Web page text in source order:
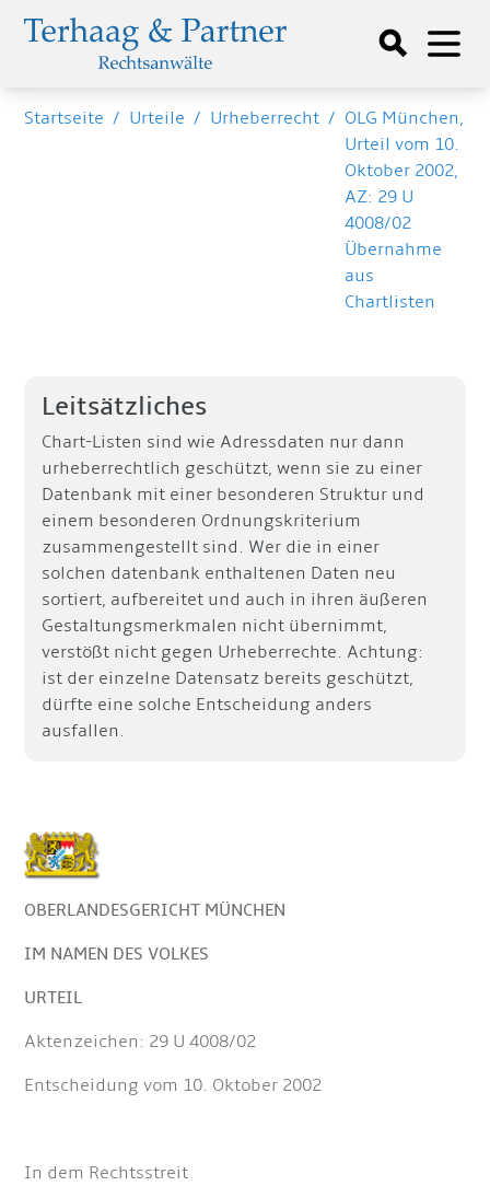
Startseite / Urteile / Urheberrecht / OLG München,
Urteil vom 10.
Oktober 2002,
AZ: 29 U
4008/02
Übernahme
aus
Chartlisten
Leitsätzliches
Chart-Listen sind wie Adressdaten nur dann
urheberrechtlich geschützt, wenn sie zu einer
Datenbank mit einer besonderen Struktur und
einem besonderen Ordnungskriterium
zusammengestellt sind. Wer die in einer
solchen datenbank enthaltenen Daten neu
sortiert, aufbereitet und auch in ihren äußeren
Gestaltungsmerkmalen nicht übernimmt,
verstößt nicht gegen Urheberrechte. Achtung:
ist der einzelne Datensatz bereits geschützt,
dürfte eine solche Entscheidung anders
ausfallen.
OBERLANDESGERICHT MÜNCHEN
IM NAMEN DES VOLKES
URTEIL
Aktenzeichen: 29 U 4008/02
Entscheidung vom 10. Oktober 2002
In dem Rechtsstreit